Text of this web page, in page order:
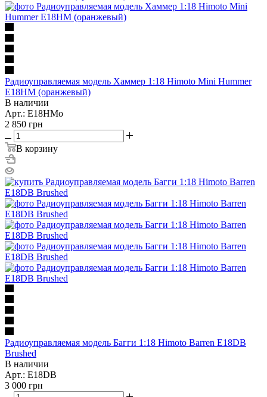
Радиоуправляемая модель Хаммер 1:18 Himoto Mini Hummer
E18HM (оранжевый)
В наличии
Арт.: E18HMo
2 850 грн
В корзину
Радиоуправляемая модель Багги 1:18 Himoto Barren E18DB
Brushed
В наличии
Арт.: E18DB
3 000 грн